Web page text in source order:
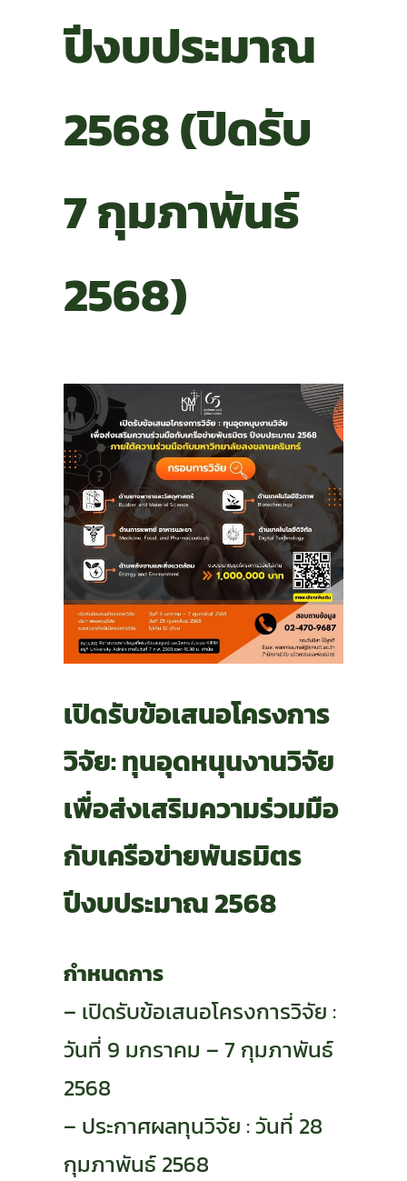
ปีงบประมาณ
2568 (ปิดรับ
7 กุมภาพันธ์
2568)
เปิดรับข้อเสนอโครงการ
วิจัย: ทุนอุดหนุนงานวิจัย
เพื่อส่งเสริมความร่วมมือ
กับเครือข่ายพันธมิตร
ปีงบประมาณ 2568
กำหนดการ
– เปิดรับข้อเสนอโครงการวิจัย :
วันที่ 9 มกราคม – 7 กุมภาพันธ์
2568
– ประกาศผลทุนวิจัย : วันที่ 28
กุมภาพันธ์ 2568